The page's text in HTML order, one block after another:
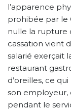
l’apparence
prohibée par le
nulle la rupture
cassation vient
salarié exerçait
restaurant
d’oreilles, ce
son employeur,
pendant le